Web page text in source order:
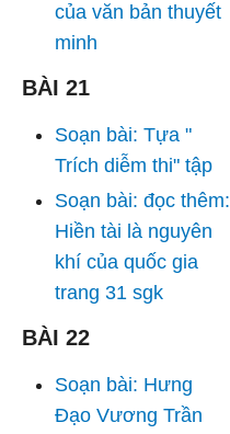
của văn bản thuyết
minh
BÀI 21
Soạn bài: Tựa "
Trích diễm thi" tập
Soạn bài: đọc thêm:
Hiền tài là nguyên
khí của quốc gia
trang 31 sgk
BÀI 22
Soạn bài: Hưng
Đạo Vương Trần